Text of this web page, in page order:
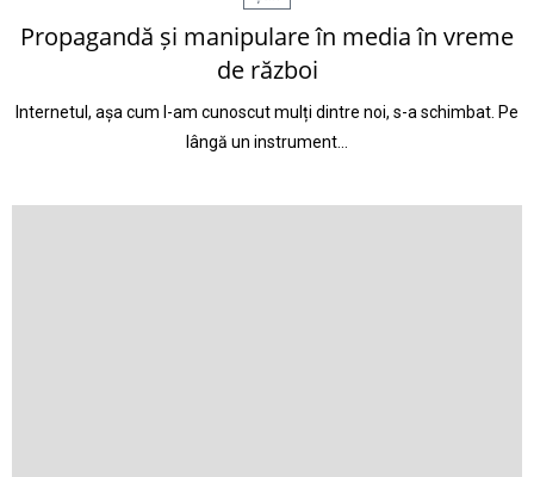
Propagandă și manipulare în media în vreme
de război
Internetul, așa cum l-am cunoscut mulți dintre noi, s-a schimbat. Pe
lângă un instrument…